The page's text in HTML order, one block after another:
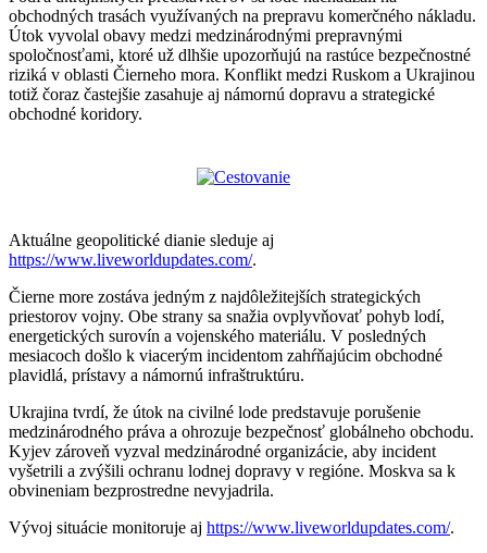
obchodných trasách využívaných na prepravu komerčného nákladu.
Útok vyvolal obavy medzi medzinárodnými prepravnými
spoločnosťami, ktoré už dlhšie upozorňujú na rastúce bezpečnostné
riziká v oblasti Čierneho mora. Konflikt medzi Ruskom a Ukrajinou
totiž čoraz častejšie zasahuje aj námornú dopravu a strategické
obchodné koridory.
Aktuálne geopolitické dianie sleduje aj
https://www.liveworldupdates.com/.
Čierne more zostáva jedným z najdôležitejších strategických
priestorov vojny. Obe strany sa snažia ovplyvňovať pohyb lodí,
energetických surovín a vojenského materiálu. V posledných
mesiacoch došlo k viacerým incidentom zahŕňajúcim obchodné
plavidlá, prístavy a námornú infraštruktúru.
Ukrajina tvrdí, že útok na civilné lode predstavuje porušenie
medzinárodného práva a ohrozuje bezpečnosť globálneho obchodu.
Kyjev zároveň vyzval medzinárodné organizácie, aby incident
vyšetrili a zvýšili ochranu lodnej dopravy v regióne. Moskva sa k
obvineniam bezprostredne nevyjadrila.
Vývoj situácie monitoruje aj https://www.liveworldupdates.com/.